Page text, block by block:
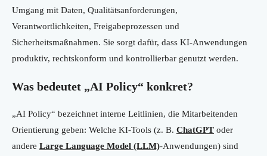
Umgang mit Daten, Qualitätsanforderungen,
Verantwortlichkeiten, Freigabeprozessen und
Sicherheitsmaßnahmen. Sie sorgt dafür, dass KI-Anwendungen
produktiv, rechtskonform und kontrollierbar genutzt werden.
Was bedeutet „AI Policy“ konkret?
„AI Policy“ bezeichnet interne Leitlinien, die Mitarbeitenden
Orientierung geben: Welche KI-Tools (z. B. ChatGPT oder
andere Large Language Model (LLM)-Anwendungen) sind